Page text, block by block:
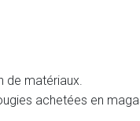
de matériaux.
achetées en